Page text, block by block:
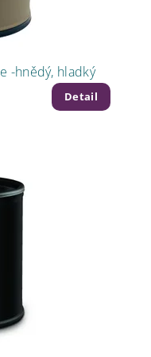
-hnědý, hladký
Detail